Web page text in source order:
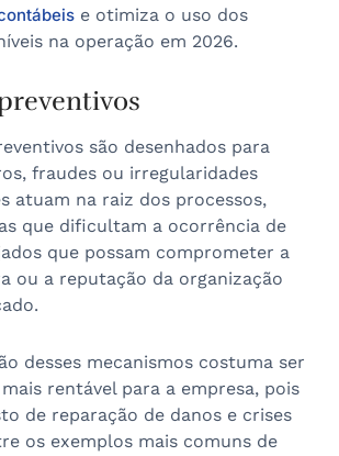
e otimiza o uso dos
na operação em 2026.
são desenhados para
fraudes ou irregularidades
atuam na raiz dos processos,
que dificultam a ocorrência de
que possam comprometer a
ou a reputação da organização
desses mecanismos costuma ser
rentável para a empresa, pois
de reparação de danos e crises
os exemplos mais comuns de